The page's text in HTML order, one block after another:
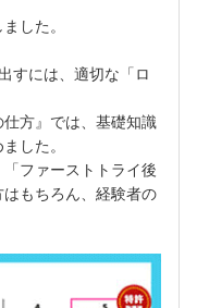
した。
すには、適切な「ロ
方』では、基礎知識
した。
ファーストトライ後
もちろん、経験者の